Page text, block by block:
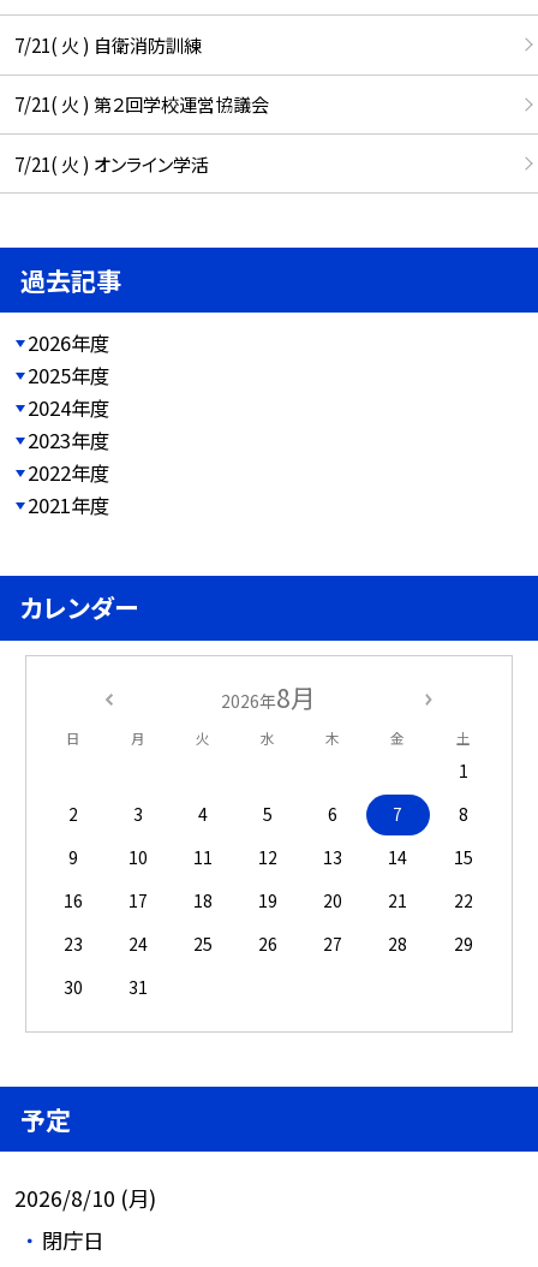
7/21( 火 ) 自衛消防訓練
7/21( 火 ) 第２回学校運営協議会
7/21( 火 ) オンライン学活
過去記事
2026年度
2025年度
2024年度
2023年度
2022年度
2021年度
カレンダー
2026年8月
日 月 火 水 木 金 土
1
2
3 4 5 6 7
8
9
10 11 12 13 14
15
16
17 18 19 20 21
22
23
24 25 26 27 28
29
30
31
予定
2026/8/10 (月)
閉庁日